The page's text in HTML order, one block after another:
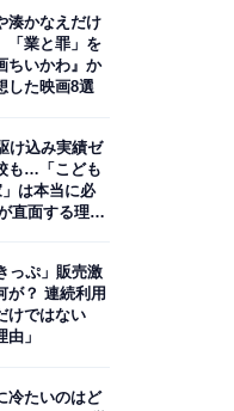
湊かなえだけ
「業と罪」を
ちいかわ』か
した映画8選
け込み実績ゼ
も…「こども
は本当に必
直面する理想
っぷ」販売激
が？ 連続利用
けではない
由」
冷たいのはど